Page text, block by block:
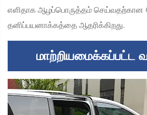
எளிதாக ஆழப்பொருத்தம் செய்வதற்கான
தனிப்பயனாக்கத்தை ஆதரிக்கிறது.
மாற்றியமைக்கப்பட்ட